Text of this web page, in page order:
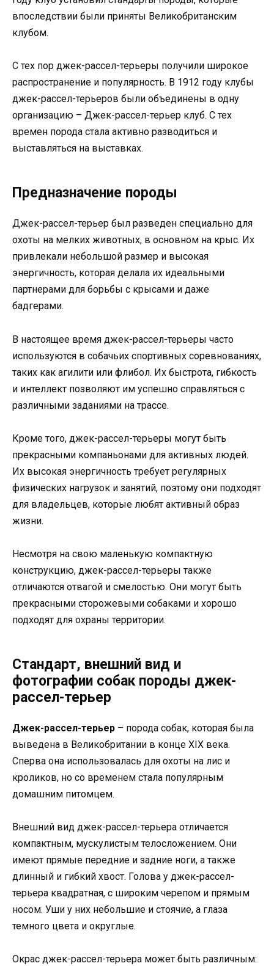
впоследствии были приняты Великобританским
клубом.
С тех пор джек-рассел-терьеры получили широкое
распространение и популярность. В 1912 году клубы
джек-рассел-терьеров были объединены в одну
организацию – Джек-рассел-терьер клуб. С тех
времен порода стала активно разводиться и
выставляться на выставках.
Предназначение породы
Джек-рассел-терьер был разведен специально для
охоты на мелких животных, в основном на крыс. Их
привлекали небольшой размер и высокая
энергичность, которая делала их идеальными
партнерами для борьбы с крысами и даже
бадгерами.
В настоящее время джек-рассел-терьеры часто
используются в собачьих спортивных соревнованиях,
таких как агилити или флибол. Их быстрота, гибкость
и интеллект позволяют им успешно справляться с
различными заданиями на трассе.
Кроме того, джек-рассел-терьеры могут быть
прекрасными компаньонами для активных людей.
Их высокая энергичность требует регулярных
физических нагрузок и занятий, поэтому они подходят
для владельцев, которые любят активный образ
жизни.
Несмотря на свою маленькую компактную
конструкцию, джек-рассел-терьеры также
отличаются отвагой и смелостью. Они могут быть
прекрасными сторожевыми собаками и хорошо
подходят для охраны территории.
Стандарт, внешний вид и
фотографии собак породы джек-
рассел-терьер
Джек-рассел-терьер – порода собак, которая была
выведена в Великобритании в конце XIX века.
Сперва она использовалась для охоты на лис и
кроликов, но со временем стала популярным
домашним питомцем.
Внешний вид джек-рассел-терьера отличается
компактным, мускулистым телосложением. Они
имеют прямые передние и задние ноги, а также
длинный и гибкий хвост. Голова у джек-рассел-
терьера квадратная, с широким черепом и прямым
носом. Уши у них небольшие и стоячие, а глаза
темного цвета и округлые.
Окрас джек-рассел-терьера может быть различным: